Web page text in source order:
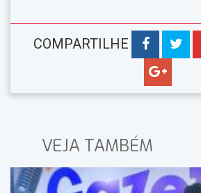
COMPARTILHE
VEJA TAMBÉM